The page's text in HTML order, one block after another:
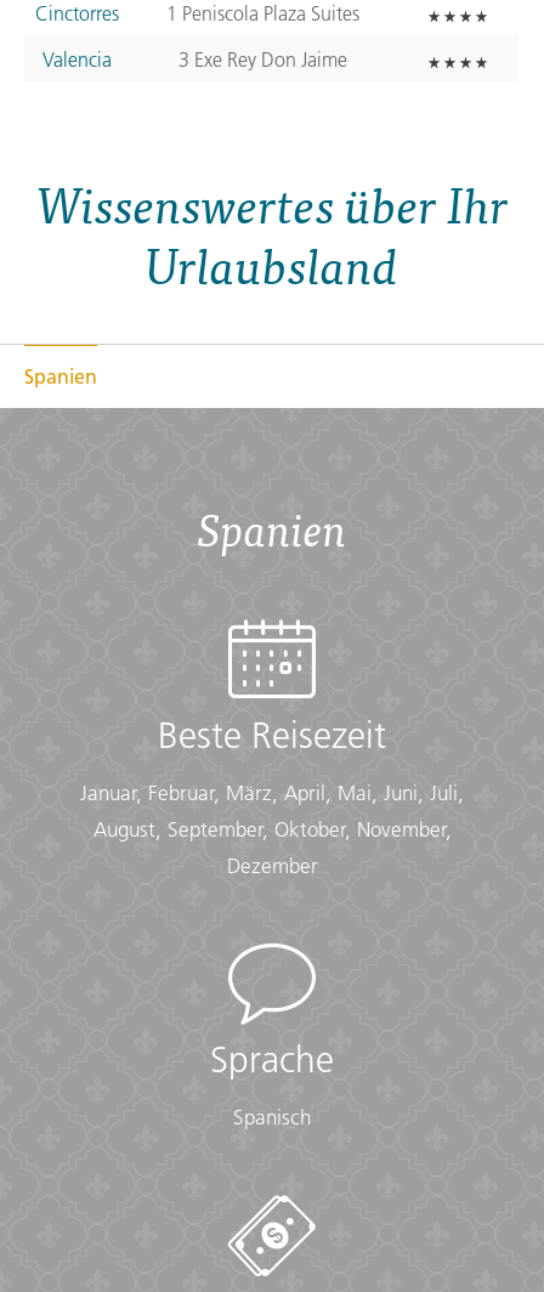
Cinctorres
1 Peniscola Plaza Suites
Valencia
3 Exe Rey Don Jaime
Wissenswertes über Ihr
Urlaubsland
Spanien
Spanien
Beste Reisezeit
Januar, Februar, März, April, Mai, Juni, Juli,
August, September, Oktober, November,
Dezember
Sprache
Spanisch